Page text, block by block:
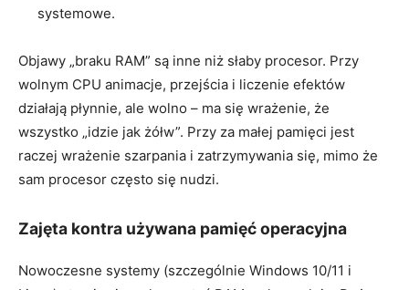
systemowe.
Objawy „braku RAM” są inne niż słaby procesor. Przy
wolnym CPU animacje, przejścia i liczenie efektów
działają płynnie, ale wolno – ma się wrażenie, że
wszystko „idzie jak żółw”. Przy za małej pamięci jest
raczej wrażenie szarpania i zatrzymywania się, mimo że
sam procesor często się nudzi.
Zajęta kontra używana pamięć operacyjna
Nowoczesne systemy (szczególnie Windows 10/11 i